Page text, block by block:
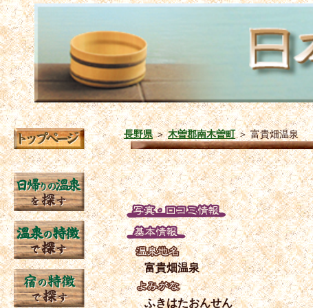
長野県＞木曽郡南木曽町＞富貴畑温泉
富貴畑温泉
ふきはたおんせん